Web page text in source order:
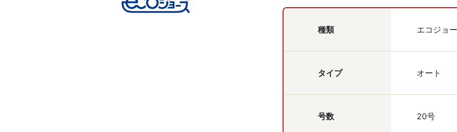
種類 エコジョ
タイプ オート
号数 20号